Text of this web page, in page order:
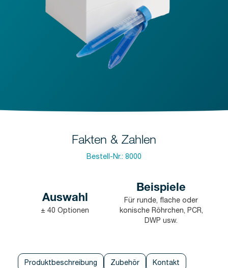
Fakten & Zahlen
Bestell-Nr.: 8000
Auswahl
± 40 Optionen
Beispiele
Für runde, flache oder
konische Röhrchen, PCR,
DWP usw.
Produktbeschreibung Zubehör Kontakt